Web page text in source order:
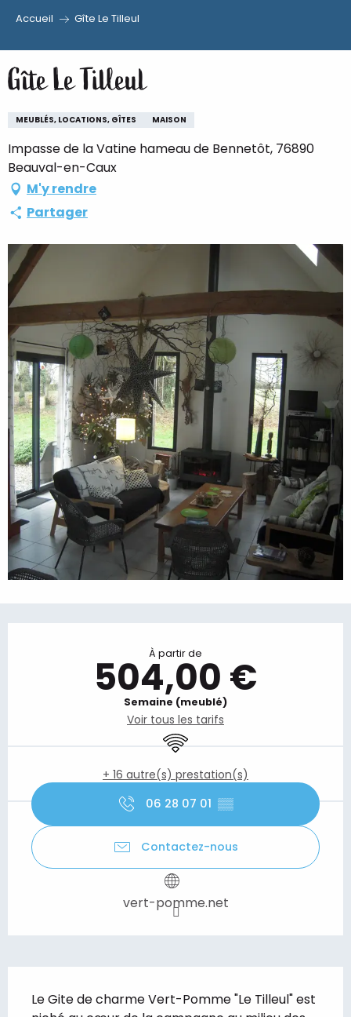
au
contenu
principal
Accueil Gîte Le Tilleul
Gîte Le Tilleul
MEUBLÉS, LOCATIONS, GÎTES MAISON
Impasse de la Vatine hameau de Bennetôt, 76890
Beauval-en-Caux
M'y rendre
Partager
À partir de
504,00 €
Semaine (meublé)
Voir tous les tarifs
WiFi
+ 16 autre(s) prestation(s)
06 28 07 01 ▒▒
Contactez-nous
vert-pomme.net
Le Gite de charme Vert-Pomme "Le Tilleul" est